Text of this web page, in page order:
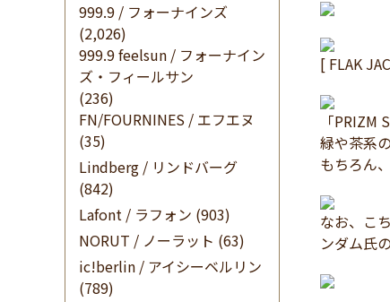
999.9 / フォーナインズ
(2,026)
999.9 feelsun / フォーナイン
ズ・フィールサン
(236)
FN/FOURNINES / エフエヌ
(35)
Lindberg / リンドバーグ
(842)
Lafont / ラフォン (903)
NORUT / ノーラット (63)
ic!berlin / アイシーベルリン
(789)
[ FLAK
「PRIZM
緑や茶系
もちろん
なお、こ
ンダム氏